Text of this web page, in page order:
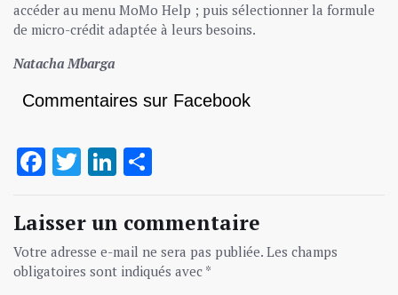
accéder au menu MoMo Help ; puis sélectionner la formule
de micro-crédit adaptée à leurs besoins.
Natacha Mbarga
Commentaires sur Facebook
Facebook
TwitterLinkedIn
Laisser un commentaire
Votre adresse e-mail ne sera pas publiée. Les champs
obligatoires sont indiqués avec *